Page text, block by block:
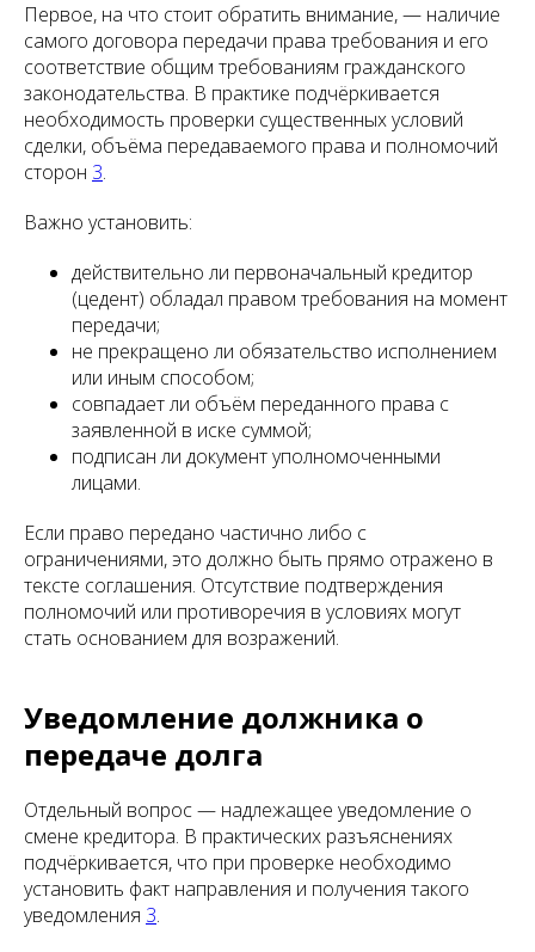
Первое, на что стоит обратить внимание, — наличие
самого договора передачи права требования и его
соответствие общим требованиям гражданского
законодательства. В практике подчёркивается
необходимость проверки существенных условий
сделки, объёма передаваемого права и полномочий
сторон 3.
Важно установить:
действительно ли первоначальный кредитор
(цедент) обладал правом требования на момент
передачи;
не прекращено ли обязательство исполнением
или иным способом;
совпадает ли объём переданного права с
заявленной в иске суммой;
подписан ли документ уполномоченными
лицами.
Если право передано частично либо с
ограничениями, это должно быть прямо отражено в
тексте соглашения. Отсутствие подтверждения
полномочий или противоречия в условиях могут
стать основанием для возражений.
Уведомление должника о
передаче долга
Отдельный вопрос — надлежащее уведомление о
смене кредитора. В практических разъяснениях
подчёркивается, что при проверке необходимо
установить факт направления и получения такого
уведомления 3.